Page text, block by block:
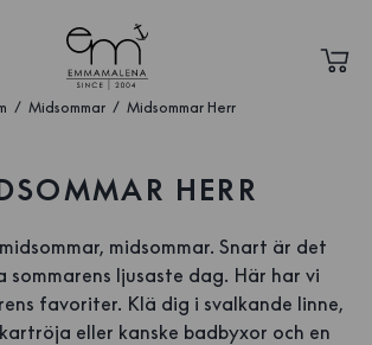
Midsommar Midsommar Herr
HERR
midsommar. Snart är det
ljusaste dag. Här har vi
favoriter. Klä dig i svalkande linne,
eller kanske badbyxor och en